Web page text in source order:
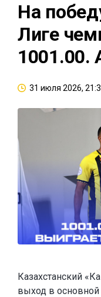
На
Лиге
1001.00.
31 июля 2026,
Казахстанский
выход в основной